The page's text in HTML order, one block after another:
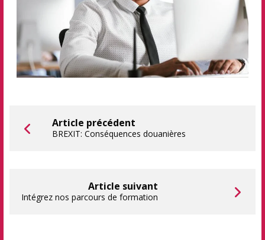
Article précédent
BREXIT: Conséquences douanières
Article suivant
Intégrez nos parcours de formation